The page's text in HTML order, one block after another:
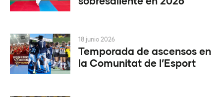
Temporada de ascensos en
la Comunitat de l’Esport
18 junio 2026